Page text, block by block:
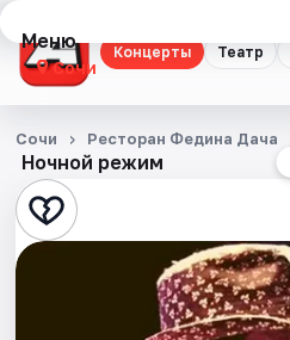
Концерты Театр
Меню
Сочи
Концерты
Театр
Стендап
Ночной режим
Сочи Ресторан Федина Дача